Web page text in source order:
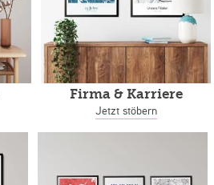
Firma & Karriere
Jetzt stöbern